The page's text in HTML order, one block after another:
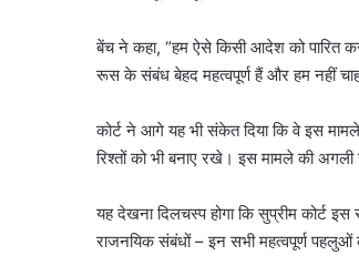
बेंच ने कहा, “हम ऐसे किसी आदेश को पारित
रूस के संबंध बेहद महत्वपूर्ण हैं और हम नहीं
कोर्ट ने आगे यह भी संकेत दिया कि वे इस
रिश्तों को भी बनाए रखे। इस मामले की
यह देखना दिलचस्प होगा कि सुप्रीम कोर्ट
राजनयिक संबंधों – इन सभी महत्वपूर्ण पहलुओं